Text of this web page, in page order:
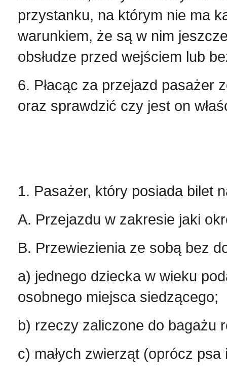
przystanku, na którym nie ma
warunkiem, że są w nim
obsłudze przed wejściem lub
6. Płacąc za przejazd pasażer
oraz sprawdzić czy jest on
1. Pasażer, który posiada bilet
A. Przejazdu w zakresie jaki
B. Przewiezienia ze sobą bez
a) jednego dziecka w wieku
osobnego miejsca siedzącego;
b) rzeczy zaliczone do bagażu
c) małych zwierząt (oprócz psa